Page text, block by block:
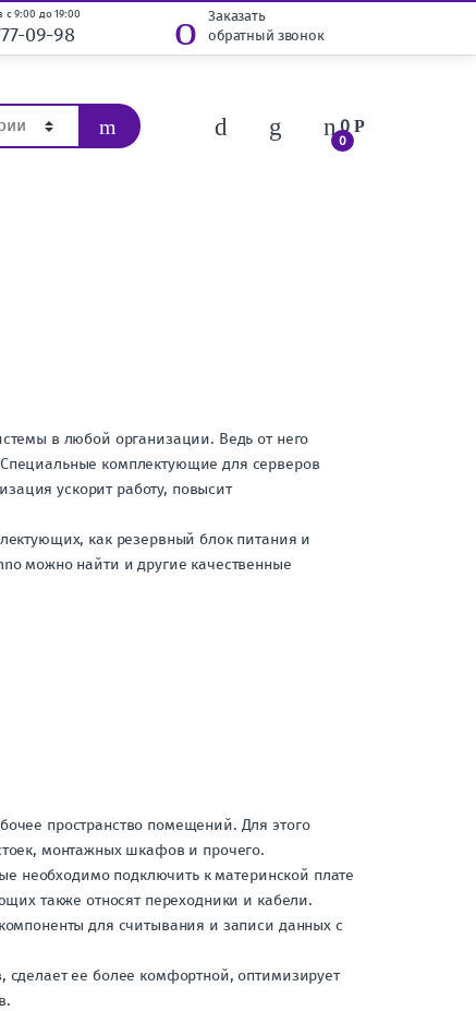
с 9:00 до 19:00
09-98
Заказать
обратный звонок
0
0Р
в любой организации. Ведь от него
комплектующие для серверов
ускорит работу, повысит
как резервный блок питания и
можно найти и другие качественные
пространство помещений. Для этого
монтажных шкафов и прочего.
необходимо подключить к материнской плате
также относят переходники и кабели.
для считывания и записи данных с
сделает ее более комфортной, оптимизирует